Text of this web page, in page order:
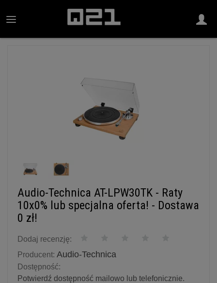
Audio-Technica AT-LPW30TK - Raty
10x0% lub specjalna oferta! - Dostawa
0 zł!
Dodaj recenzję:
Producent: Audio-Technica
Dostępność:
Potwierdź dostępność mailowo lub telefonicznie.